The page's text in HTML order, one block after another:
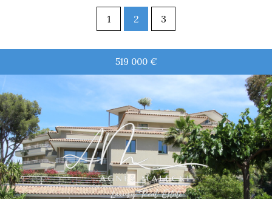
RECHERCHER
+ de critères
1 2 3
519 000 €